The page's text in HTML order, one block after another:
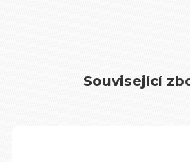
Související